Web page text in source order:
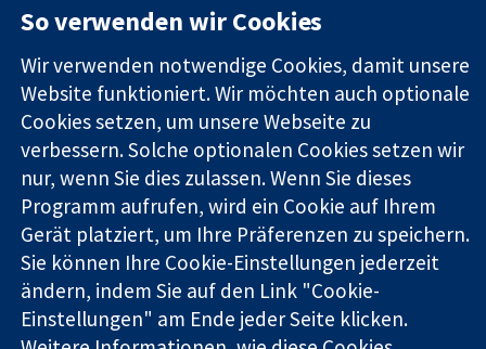
Evidenz
Informierte
Entscheidungen
Bessere
Gesundheit
Square
W1G0AN
Vereinigtes
Königreich
Pressestelle
Über uns
Cochrane
Library
Die Cochrane Collaboration ist eine gemeinützige Organisation
(Nr. 1045921) und in England und in Wales als eine Gesellschaft
mit beschränkter Haftung (Nr. 03044323) registriert.
Umsatzsteuer-Identifikationsnummer GB 718 2127 49.
So verwenden wir Cookies
Wir verwenden notwendige Cookies, damit unsere
Website funktioniert. Wir möchten auch optionale
Cookies setzen, um unsere Webseite zu
verbessern. Solche optionalen Cookies setzen wir
nur, wenn Sie dies zulassen. Wenn Sie dieses
Programm aufrufen, wird ein Cookie auf Ihrem
Gerät platziert, um Ihre Präferenzen zu speichern.
Sie können Ihre Cookie-Einstellungen jederzeit
ändern, indem Sie auf den Link "Cookie-
Einstellungen" am Ende jeder Seite klicken.